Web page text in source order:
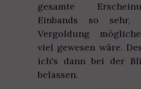
gesamte
Einbands so sehr,
Vergoldung
viel gewesen wäre.
ich's dann bei der
belassen.